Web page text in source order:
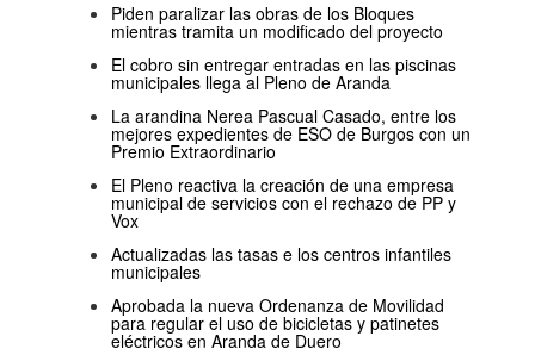
Piden paralizar las obras de los Bloques
mientras tramita un modificado del proyecto
El cobro sin entregar entradas en las piscinas
municipales llega al Pleno de Aranda
La arandina Nerea Pascual Casado, entre los
mejores expedientes de ESO de Burgos con un
Premio Extraordinario
El Pleno reactiva la creación de una empresa
municipal de servicios con el rechazo de PP y
Vox
Actualizadas las tasas e los centros infantiles
municipales
Aprobada la nueva Ordenanza de Movilidad
para regular el uso de bicicletas y patinetes
eléctricos en Aranda de Duero